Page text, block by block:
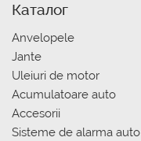
Каталог
Anvelopele
Jante
Uleiuri de motor
Acumulatoare auto
Accesorii
Sisteme de alarma auto